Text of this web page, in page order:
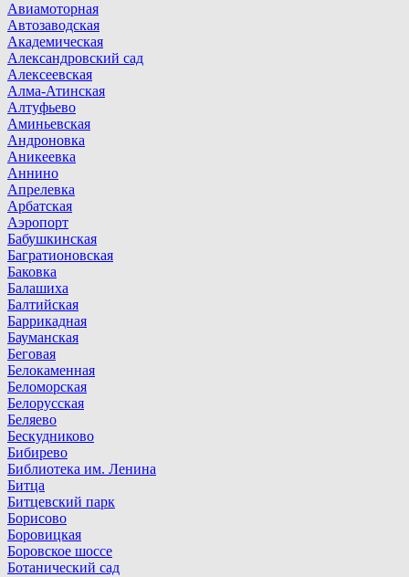
Авиамоторная
Автозаводская
Академическая
Александровский сад
Алексеевская
Алма-Атинская
Алтуфьево
Аминьевская
Андроновка
Аникеевка
Аннино
Апрелевка
Арбатская
Аэропорт
Бабушкинская
Багратионовская
Баковка
Балашиха
Балтийская
Баррикадная
Бауманская
Беговая
Белокаменная
Беломорская
Белорусская
Беляево
Бескудниково
Бибирево
Библиотека им. Ленина
Битца
Битцевский парк
Борисово
Боровицкая
Боровское шоссе
Ботанический сад